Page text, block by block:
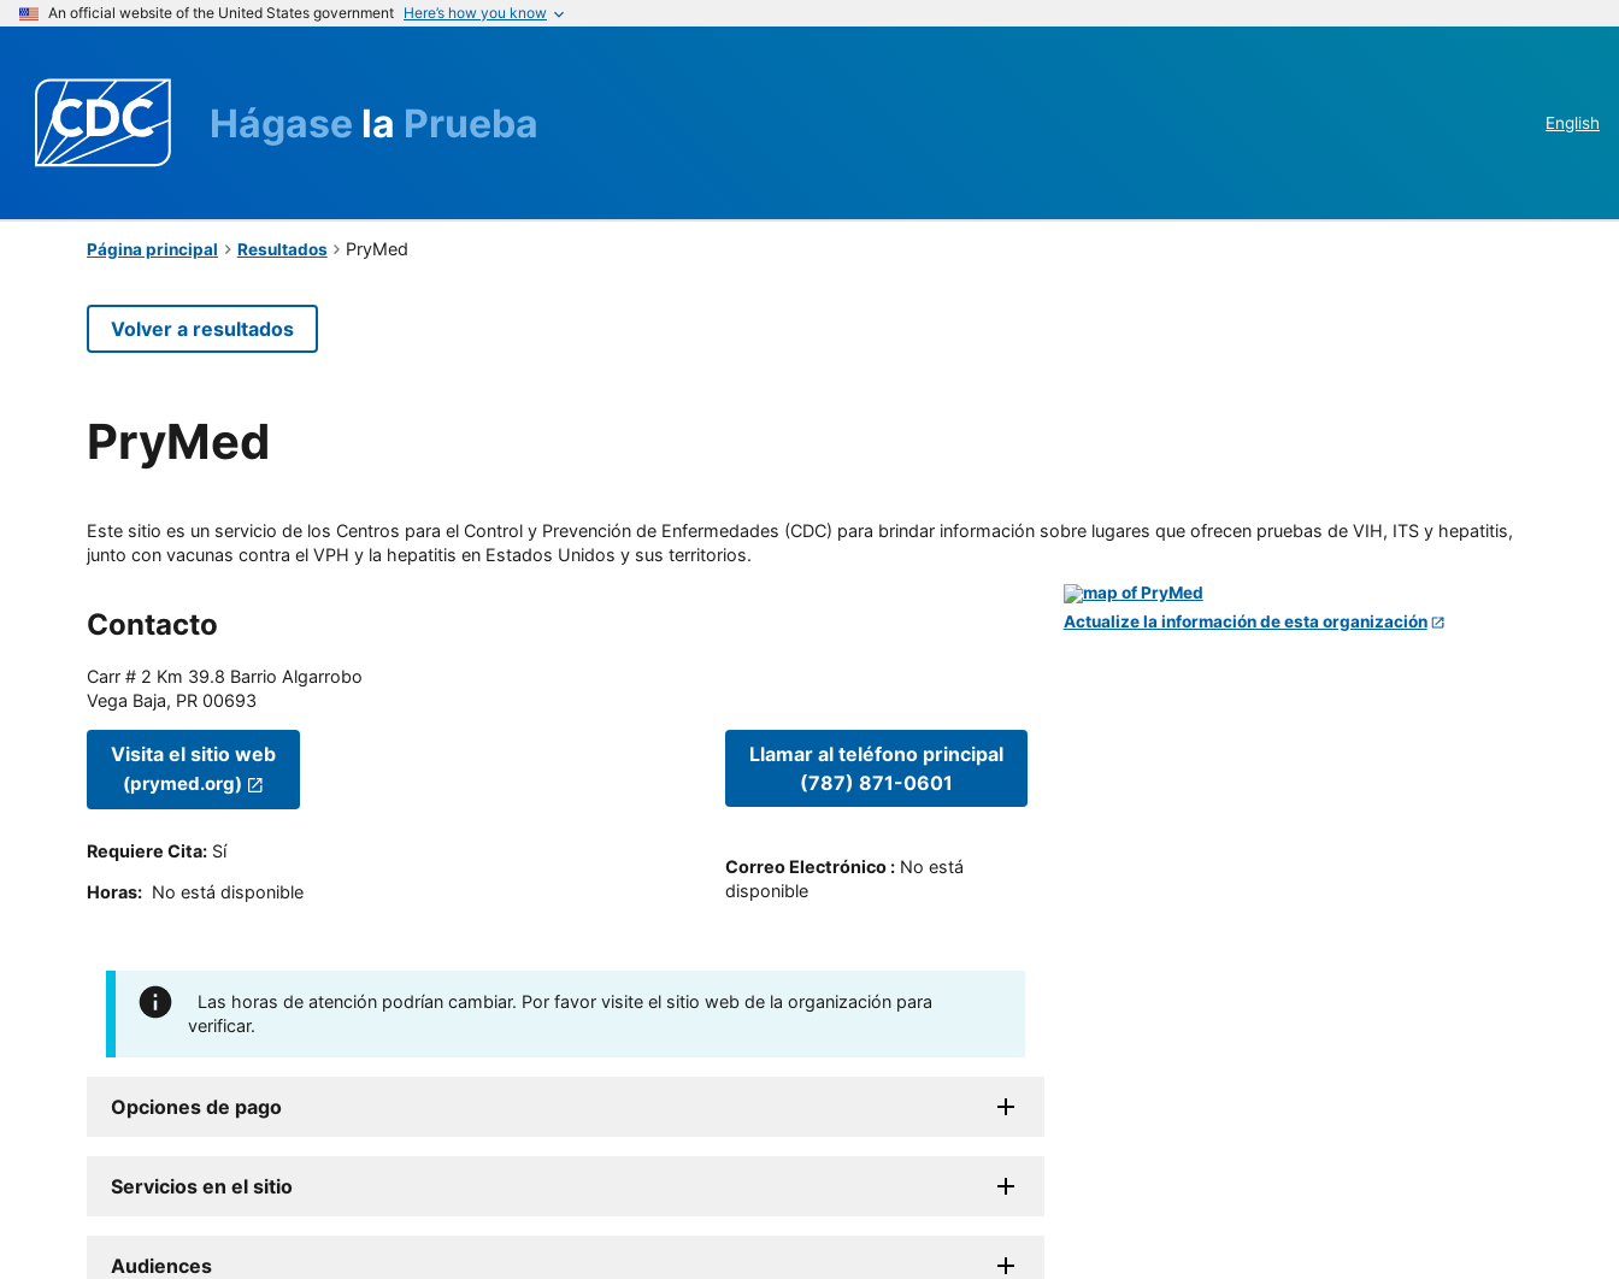
An official website of the United States government Here’s how you know
Hágase la Prueba English
Página principal Resultados PryMed
Volver a resultados
PryMed
Este sitio es un servicio de los Centros para el Control y Prevención de Enfermedades (CDC) para brindar información sobre lugares que ofrecen pruebas de VIH, ITS y hepatitis,
junto con vacunas contra el VPH y la hepatitis en Estados Unidos y sus territorios.
Contacto
Carr # 2 Km 39.8 Barrio Algarrobo
Vega Baja, PR 00693
Visita el sitio web
(prymed.org)
Requiere Cita: Sí
Horas: No está disponible
Llamar al teléfono principal
(787) 871-0601
Correo Electrónico: No está
disponible
Las horas de atención podrían cambiar. Por favor visite el sitio web de la organización para
verificar.
Opciones de pago
Servicios en el sitio
Audiences
Actualize la información de esta organización